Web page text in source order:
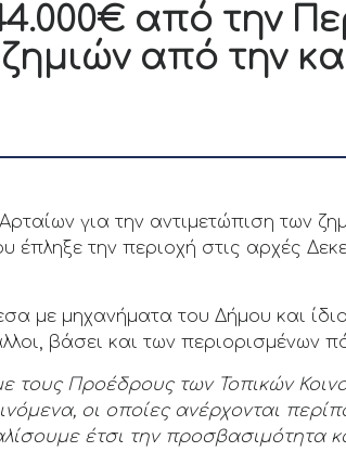
από την
από την
για την αντιμετώπιση των
έπληξε την περιοχή στις αρχές
με μηχανήματα του Δήμου και
βάσει και των περιορισμένων
Προέδρους των Τοπικών
οι οποίες ανέρχονται
έτσι την προσβασιμότητα